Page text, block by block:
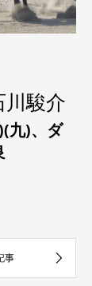
駿介
九)、 ダ